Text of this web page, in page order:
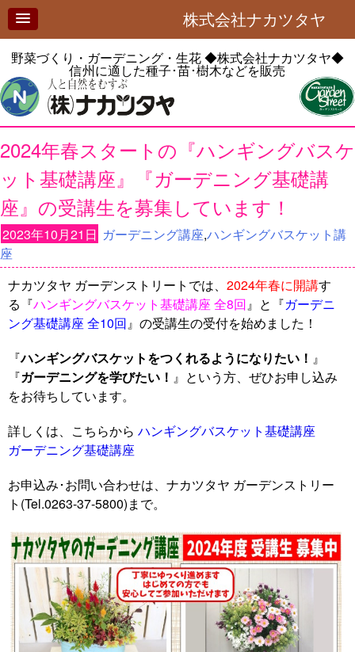
株式会社ナカツタヤ
野菜づくり・ガーデニング・生花◆株式会社ナカツタヤ◆
信州に適した種子･苗･樹木などを販売
2024年春スタートの『ハンギングバスケ
ット基礎講座』『ガーデニング基礎講
座』の受講生を募集しています！
2023年10月21日 ガーデニング講座,ハンギングバスケット講
座
ナカツタヤ ガーデンストリートでは、 2024年春に開講す
る『ハンギングバスケット基礎講座 全8回』と『ガーデニ
ング基礎講座 全10回』の受講生の受付を始めました！
『ハンギングバスケットをつくれるようになりたい！ 』
『ガーデニングを学びたい！ 』という方、ぜひお申し込み
をお待ちしています。
詳しくは、こちらから ハンギングバスケット基礎講座
ガーデニング基礎講座
お申込み･お問い合わせは、ナカツタヤ ガーデンストリー
ト(Tel.0263-37-5800)まで。